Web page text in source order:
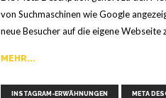
von Suchmaschinen wie Google
neue Besucher auf die eigene Webseite
MEHR...
INSTAGRAM-ERWÄHNUNGEN META